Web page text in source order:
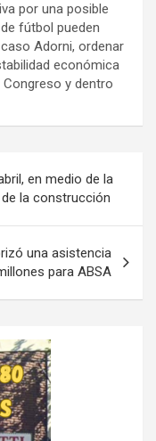
por una posible
fútbol pueden
Adorni, ordenar
económica
y dentro
en medio de la
la construcción
una asistencia
para ABSA